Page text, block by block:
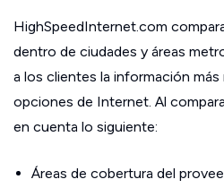
HighSpeedInternet.com
dentro de ciudades y áreas
a los clientes la información
opciones de Internet. Al
en cuenta lo siguiente:
Áreas de cobertura del